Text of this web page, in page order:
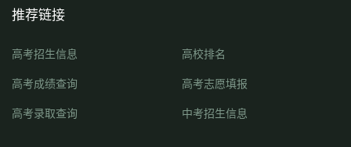
推荐链接
高考招生信息 高校排名
高考成绩查询 高考志愿填报
高考录取查询 中考招生信息